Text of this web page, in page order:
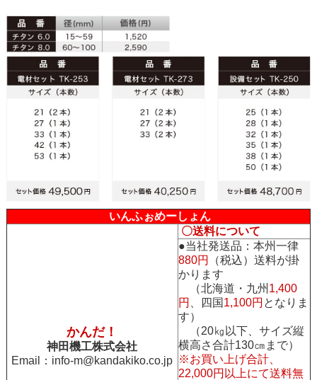
いんふぉめーしょん
かんだ！
神田機工株式会社
Email： info-m@kandakiko.co.jp
〇送料について
●当社発送品：本州一律
880円
（税込）送料が掛
かります
（北海道・九州 1,400
円
、四国 1,100円 となりま
す）
（20㎏以下、サイズ縦
横高さ合計130㎝まで）
※お買い上げ合計、
22,000円以上にて送料無